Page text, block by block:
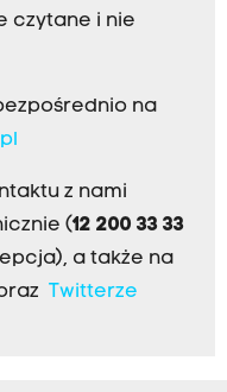
czytane i nie
na
z nami
(12 200 33 33
a także na
Twitterze